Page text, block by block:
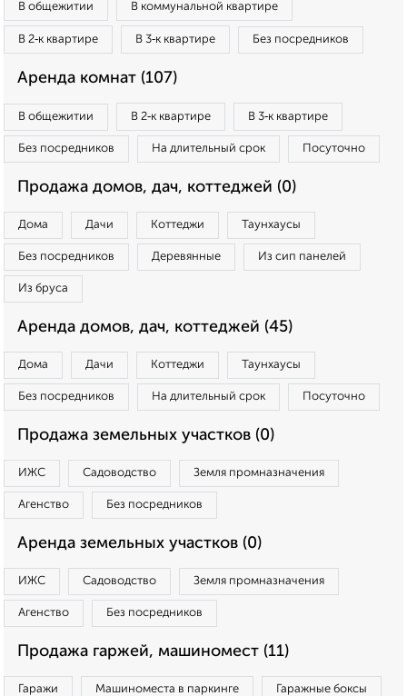
В общежитии В коммунальной квартире
В 2‑к квартире В 3‑к квартире Без посредников
Аренда комнат (107)
В общежитии В 2‑к квартире В 3‑к квартире
Без посредников На длительный срок Посуточно
Продажа домов, дач, коттеджей (0)
Дома Дачи Коттеджи Таунхаусы
Без посредников Деревянные Из сип панелей
Из бруса
Аренда домов, дач, коттеджей (45)
Дома Дачи Коттеджи Таунхаусы
Без посредников На длительный срок Посуточно
Продажа земельных участков (0)
ИЖС Садоводство Земля промназначения
Агенство Без посредников
Аренда земельных участков (0)
ИЖС Садоводство Земля промназначения
Агенство Без посредников
Продажа гаржей, машиномест (11)
Гаражи Машиноместа в паркинге Гаражные боксы